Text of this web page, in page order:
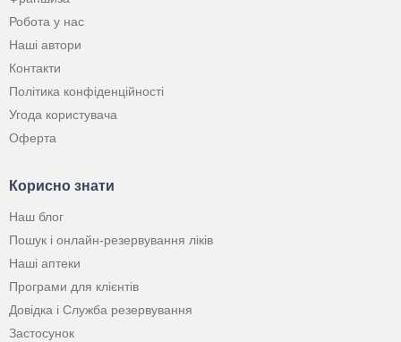
Робота у нас
Наші автори
Контакти
Політика конфіденційності
Угода користувача
Оферта
Корисно знати
Наш блог
Пошук і онлайн-резервування ліків
Наші аптеки
Програми для клієнтів
Довідка і Служба резервування
Застосунок